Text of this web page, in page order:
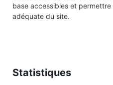
base accessibles et permettre
adéquate du site.
Statistiques